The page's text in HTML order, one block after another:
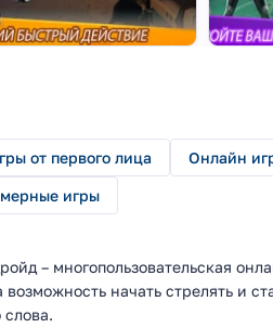
от первого лица Онлайн
игры
– многопользовательская
возможность начать стрелять и
слова.